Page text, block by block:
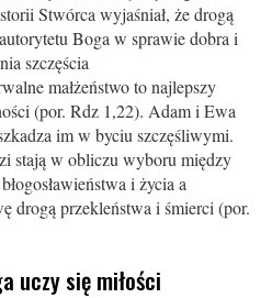
Stwórca wyjaśniał, że drogą
Boga w sprawie dobra i
szczęścia
małżeństwo to najlepszy
(por. Rdz 1,22). Adam i Ewa
im w byciu szczęśliwymi.
stają w obliczu wyboru między
i życia a
drogą przekleństwa i śmierci (por.
uczy się miłości